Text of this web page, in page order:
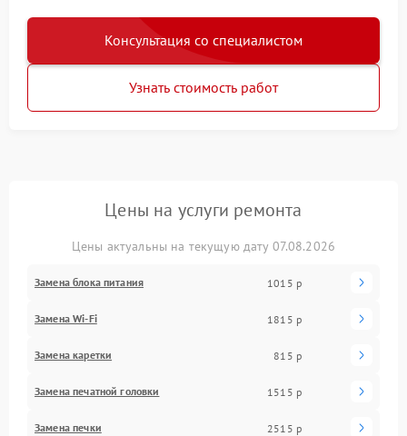
Консультация со специалистом
Узнать стоимость работ
Цены на услуги ремонта
Цены актуальны на текущую дату 07.08.2026
Замена блока питания 1015 р
Замена Wi-Fi 1815 р
Замена каретки 815 р
Замена печатной головки 1515 р
Замена печки 2515 р